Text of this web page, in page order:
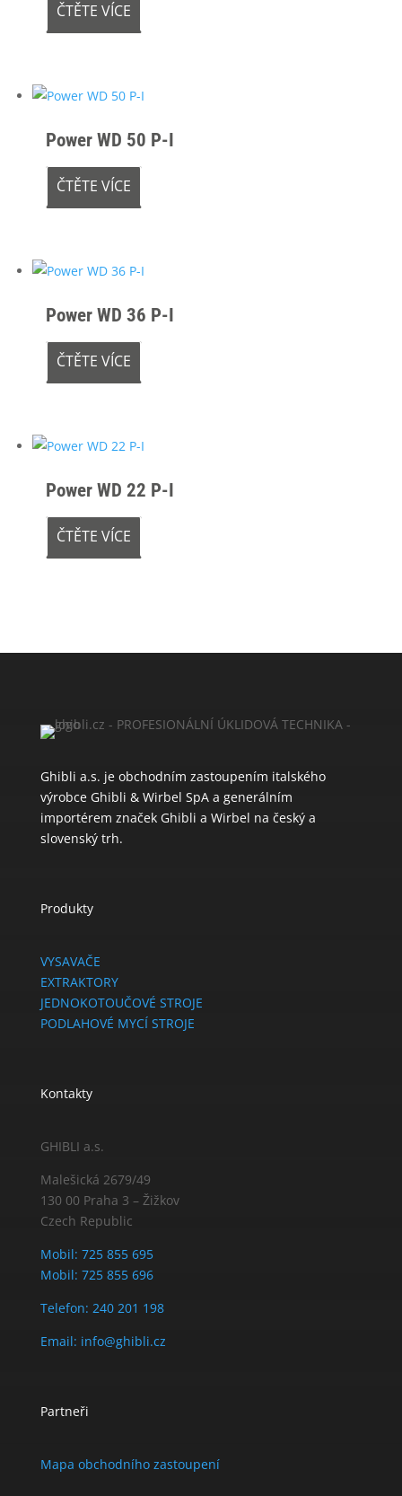
ČTĚTE VÍCE
Power WD 50 P-I
ČTĚTE VÍCE
Power WD 36 P-I
ČTĚTE VÍCE
Power WD 22 P-I
ČTĚTE VÍCE
Ghibli a.s. je obchodním zastoupením italského
výrobce Ghibli & Wirbel SpA a generálním
importérem značek Ghibli a Wirbel na český a
slovenský trh.
Produkty
VYSAVAČE
EXTRAKTORY
JEDNOKOTOUČOVÉ STROJE
PODLAHOVÉ MYCÍ STROJE
Kontakty
GHIBLI a.s.
Malešická 2679/49
130 00 Praha 3 – Žižkov
Czech Republic
Mobil: 725 855 695
Mobil: 725 855 696
Telefon: 240 201 198
Email: info@ghibli.cz
Partneři
Mapa obchodního zastoupení